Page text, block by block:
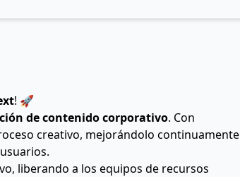
! 🚀
de contenido corporativo. Con
creativo, mejorándolo continuamente
liberando a los equipos de recursos